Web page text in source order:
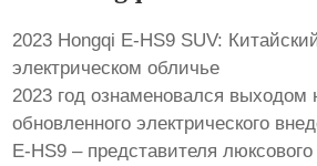
2023 Hongqi E-HS9 SUV:
электрическом обличье
2023 год ознаменовался выходом
обновленного электрического
E-HS9 – представителя